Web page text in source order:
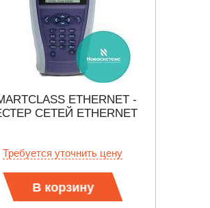
ETHERNET -
СЕТЕЙ ETHERNET
Требуется уточнить цену
В корзину